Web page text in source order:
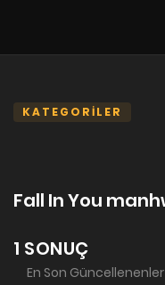
En Sevilenler
Planlanan Seriler
TÜRLER
KATEGORİLER
Fall In You
1 SONUÇ
En Son Güncellenenler